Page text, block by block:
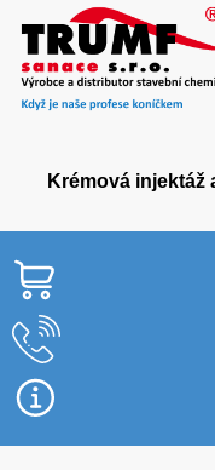
Krémová injektáž